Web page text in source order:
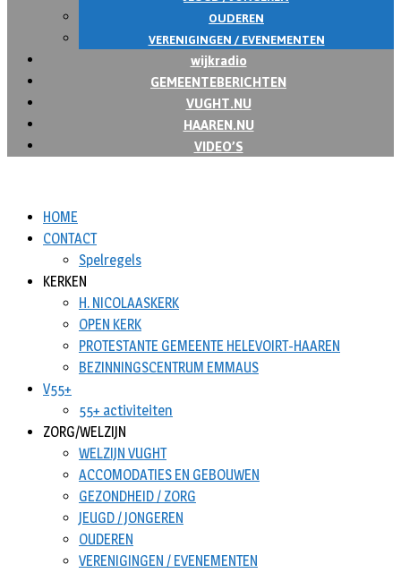
OUDEREN
VERENIGINGEN / EVENEMENTEN
wijkradio
GEMEENTEBERICHTEN
VUGHT.NU
HAAREN.NU
VIDEO’S
HOME
CONTACT
Spelregels
KERKEN
H. NICOLAASKERK
OPEN KERK
PROTESTANTE GEMEENTE HELEVOIRT-HAAREN
BEZINNINGSCENTRUM EMMAUS
V55+
55+ activiteiten
ZORG/WELZIJN
WELZIJN VUGHT
ACCOMODATIES EN GEBOUWEN
GEZONDHEID / ZORG
JEUGD / JONGEREN
OUDEREN
VERENIGINGEN / EVENEMENTEN